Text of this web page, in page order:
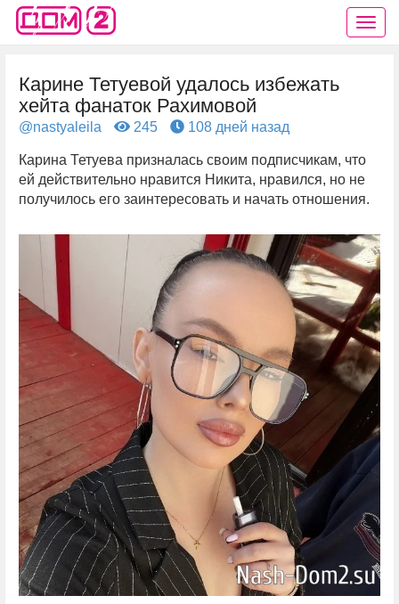
Карине Тетуевой удалось избежать
хейта фанаток Рахимовой
@nastyaleila 245 108 дней назад
Карина Тетуева призналась своим подписчикам, что
ей действительно нравится Никита, нравился, но не
получилось его заинтересовать и начать отношения.